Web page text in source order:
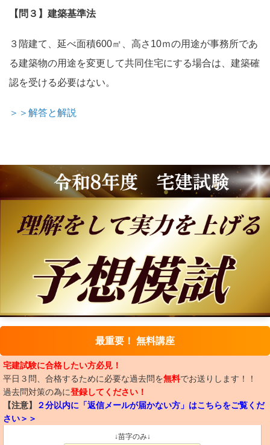
【問３】建築基準法
３階建て、延べ面積600㎡、高さ10ｍの用途が事務所であ
る建築物の用途を変更して共同住宅にする場合は、建築確
認を受ける必要はない。
＞＞解答と解説
最重要！ 無料講座
宅建試験に合格したい方必見！
平日３問、合格するために必要な過去問を無料でお送りします！！
過去問対策の為に登録してください！
【注意】
２分以内に「返信メールが届かない方」はこちらをご覧くだ
さい＞＞
↓苗字のみ↓